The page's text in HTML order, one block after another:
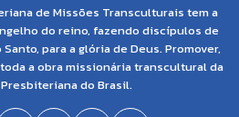
de Missões Transculturais tem a
do reino, fazendo discípulos de
para a glória de Deus. Promover,
a obra missionária transcultural da
do Brasil.